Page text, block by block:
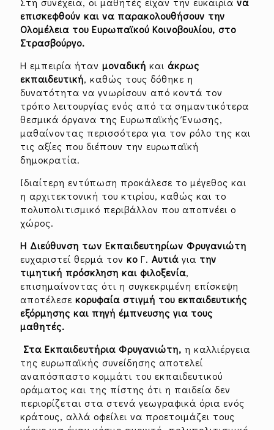
επισκεφθούν και να παρακολουθήσουν την
Ολομέλεια του Ευρωπαϊκού Κοινοβουλίου, στο
Στρασβούργο.
Η εμπειρία ήταν μοναδική και άκρως
εκπαιδευτική, καθώς τους δόθηκε η
δυνατότητα να γνωρίσουν από κοντά τον
τρόπο λειτουργίας ενός από τα σημαντικότερα
θεσμικά όργανα της Ευρωπαϊκής Ένωσης,
μαθαίνοντας περισσότερα για τον ρόλο της και
τις αξίες που διέπουν την ευρωπαϊκή
δημοκρατία.
Ιδιαίτερη εντύπωση προκάλεσε το μέγεθος και
η αρχιτεκτονική του κτιρίου, καθώς και το
πολυπολιτισμικό περιβάλλον που αποπνέει ο
χώρος.
Η Διεύθυνση των Εκπαιδευτηρίων Φρυγανιώτη
ευχαριστεί θερμά τον κο Γ. Αυτιά για την
τιμητική πρόσκληση και φιλοξενία,
επισημαίνοντας ότι η συγκεκριμένη επίσκεψη
αποτέλεσε κορυφαία στιγμή του εκπαιδευτικής
εξόρμησης και πηγή έμπνευσης για τους
μαθητές.
Στα Εκπαιδευτήρια Φρυγανιώτη, η καλλιέργεια
της ευρωπαϊκής συνείδησης αποτελεί
αναπόσπαστο κομμάτι του εκπαιδευτικού
οράματος και της πίστης ότι η παιδεία δεν
περιορίζεται στα στενά γεωγραφικά όρια ενός
κράτους, αλλά οφείλει να προετοιμάζει τους